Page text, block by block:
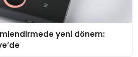
yeni dönem: